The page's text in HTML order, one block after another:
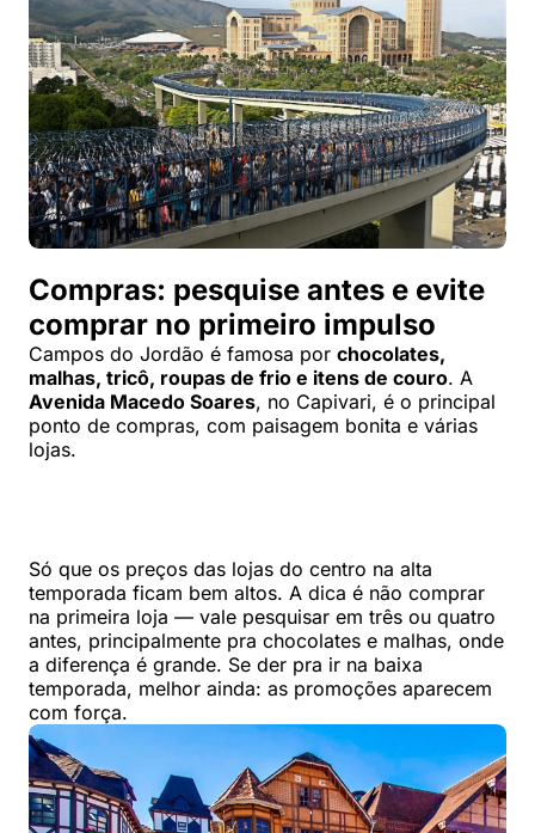
Compras: pesquise antes e evite
comprar no primeiro impulso
Campos do Jordão é famosa por chocolates,
malhas, tricô, roupas de frio e itens de couro. A
Avenida Macedo Soares, no Capivari, é o principal
ponto de compras, com paisagem bonita e várias
lojas.
Só que os preços das lojas do centro na alta
temporada ficam bem altos. A dica é não comprar
na primeira loja — vale pesquisar em três ou quatro
antes, principalmente pra chocolates e malhas, onde
a diferença é grande. Se der pra ir na baixa
temporada, melhor ainda: as promoções aparecem
com força.